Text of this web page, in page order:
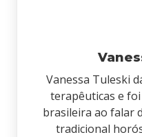
Vanessa Tuleski
terapêuticas e
brasileira ao falar
tradicional